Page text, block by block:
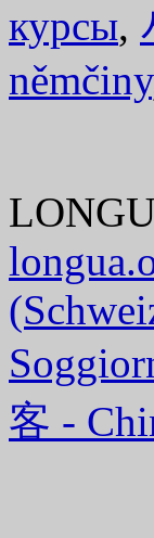
курсы,
němčiny
客 -